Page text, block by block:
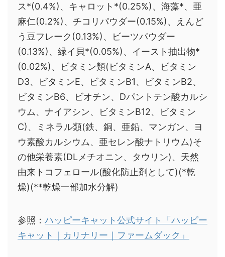
ス*(0.4%)、キャロット*(0.25%)、海藻*、亜
麻仁(0.2%)、チコリパウダー(0.15%)、えんど
う豆フレーク(0.13%)、ビーツパウダー
(0.13%)、緑イ貝*(0.05%)、イースト抽出物*
(0.02%)、ビタミン類(ビタミンA、ビタミン
D3、ビタミンE、ビタミンB1、ビタミンB2、
ビタミンB6、ビオチン、Dパントテン酸カルシ
ウム、ナイアシン、ビタミンB12、ビタミン
C)、ミネラル類(鉄、銅、亜鉛、マンガン、ヨ
ウ素酸カルシウム、亜セレン酸ナトリウム)そ
の他栄養素(DLメチオニン、タウリン)、天然
由来トコフェロール(酸化防止剤として)(*乾
燥)(**乾燥一部加水分解)
参照： ハッピーキャット公式サイト「ハッピー
キャット｜カリナリー｜ファームダック」